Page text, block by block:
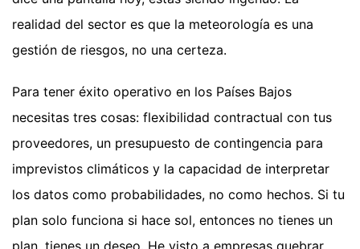
realidad del sector es que la meteorología es una
gestión de riesgos, no una certeza.
Para tener éxito operativo en los Países Bajos
necesitas tres cosas: flexibilidad contractual con tus
proveedores, un presupuesto de contingencia para
imprevistos climáticos y la capacidad de interpretar
los datos como probabilidades, no como hechos. Si tu
plan solo funciona si hace sol, entonces no tienes un
plan, tienes un deseo. He visto a empresas quebrar